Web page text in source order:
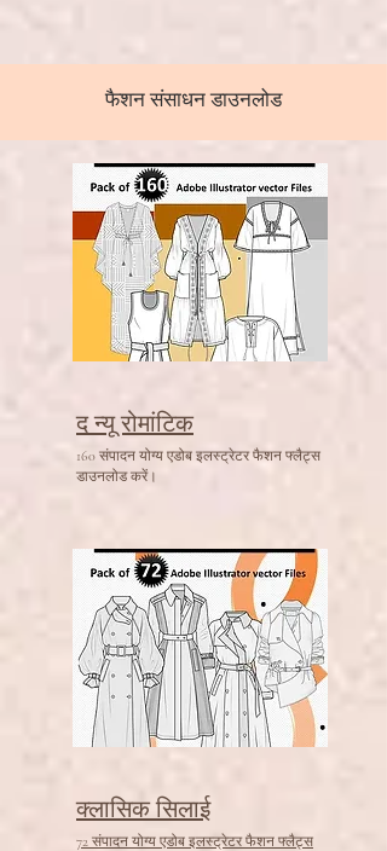
फैशन संसाधन डाउनलोड
द न्यू रोमांटिक
160 संपादन योग्य एडोब इलस्ट्रेटर फैशन फ्लैट्स
डाउनलोड करें।
क्लासिक सिलाई
72 संपादन योग्य एडोब इलस्ट्रेटर फैशन फ्लैट्स